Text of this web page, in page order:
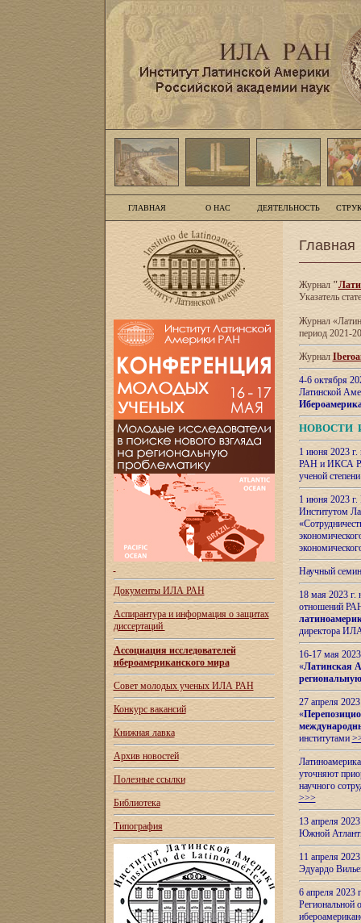
ГЛАВНАЯ О НАС ДЕЯТЕЛЬНОСТЬ
Документы ИЛА РАН
Аспирантура и информация о защитах
диссертаций
Ассоциация исследователей
ибероамериканского мира
Совет молодых ученых ИЛА РАН
Конкурс вакансий
Книжная лавка
Архив новостей
Полезные ссылки
Библиотека
Типография
Главная
Журнал"
Указатель
Журнал
период 2021-
Журнал
4-6 октября
Латинской
НОВОСТИ
1 июня 2023
РАН и ИКСА
ученой
1 июня 2023
Институтом
Научный
18 мая 2023
отношений
директора
16-17 мая
«Латинская
27 апреля
«
институтами
уточняют
научного
>>>
13 апреля
Южной
11 апреля
Эдуардо
6 апреля
Региональной